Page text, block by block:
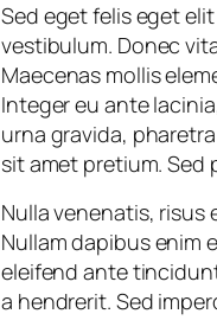
Sed eget felis eget
vestibulum. Donec
Maecenas mollis
Integer eu ante
urna gravida,
sit amet pretium. Sed
Nulla venenatis,
Nullam dapibus enim
eleifend ante
a hendrerit. Sed